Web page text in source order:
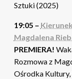
Sztuki (2025)
19:05 –
Magdalena
PREMIERA!
Rozmowa z
Ośrodka